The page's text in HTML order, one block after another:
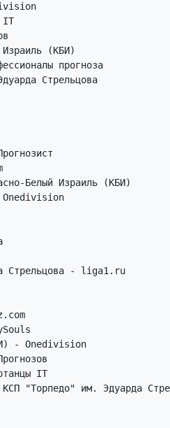
IT
(КБИ)
прогноза
Стрельцова
Белый Израиль (КБИ)
Onedivision
Стрельцова - liga1.ru
- Onedivision
IT
"Торпедо" им. Эдуарда